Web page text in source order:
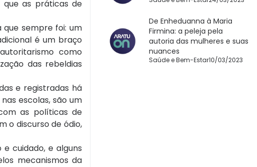
que as práticas de
que sempre foi: um
é um braço
como
das rebeldias
e registradas há
escolas, são um
as políticas de
o discurso de ódio,
cuidado, e alguns
mecanismos da
De Enheduanna à Maria
Firmina: a peleja pela
autoria das mulheres e suas
nuances
Saúde e Bem-Estar10/03/2023